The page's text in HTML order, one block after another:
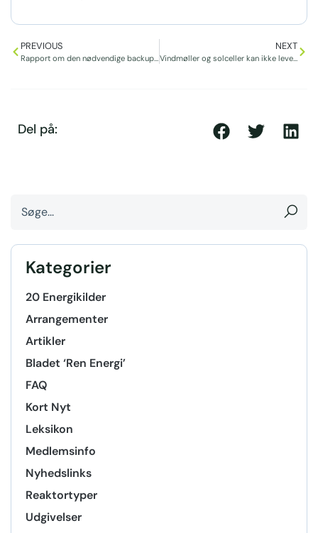
PREVIOUS
Rapport om den nødvendige backup (eller el-lagring), når der kommer mere el fra vindmøller og solceller
NEXT
Vindmøller og solceller kan ikke levere stabil energi
Del på:
Kategorier
20 Energikilder
Arrangementer
Artikler
Bladet ‘Ren Energi’
FAQ
Kort Nyt
Leksikon
Medlemsinfo
Nyhedslinks
Reaktortyper
Udgivelser